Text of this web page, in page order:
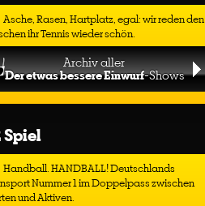
Asche, Rasen, Hartplatz, egal: wir reden den
ihr Tennis wieder schön.
Archiv aller
Der etwas bessere Einwurf-Shows
Handball. HANDBALL! Deutschlands
Nummer 1 im Doppelpass zwischen
und Aktiven.